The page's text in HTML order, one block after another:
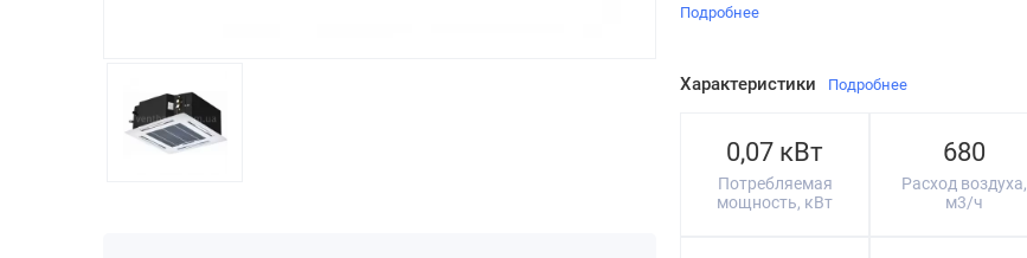
Подробнее
Характеристики Подробнее
0,07 кВт
Потребляемая
мощность, кВт
680
Расход воздуха,
м3/ч